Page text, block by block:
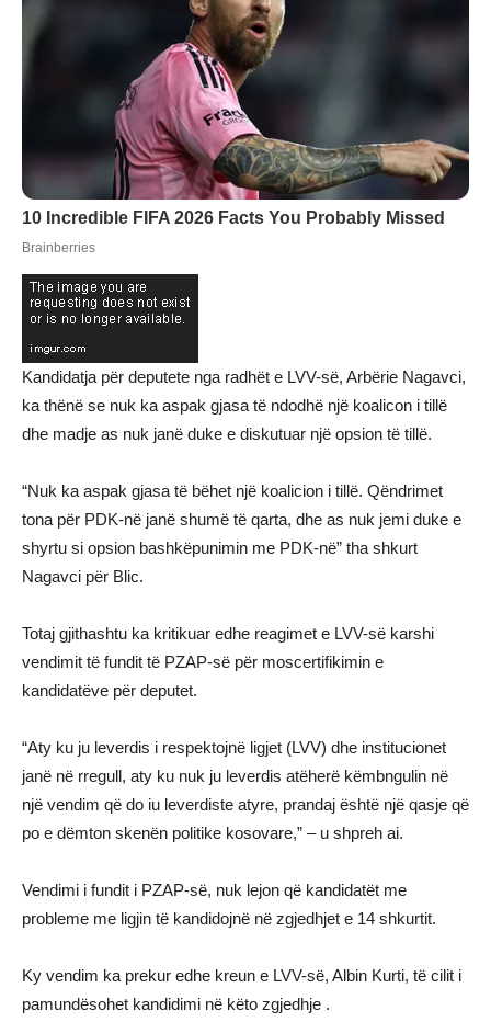
Kandidatja për deputete nga radhët e LVV-së, Arbërie Nagavci,
ka thënë se nuk ka aspak gjasa të ndodhë një koalicon i tillë
dhe madje as nuk janë duke e diskutuar një opsion të tillë.
“Nuk ka aspak gjasa të bëhet një koalicion i tillë. Qëndrimet
tona për PDK-në janë shumë të qarta, dhe as nuk jemi duke e
shyrtu si opsion bashkëpunimin me PDK-në” tha shkurt
Nagavci për Blic.
Totaj gjithashtu ka kritikuar edhe reagimet e LVV-së karshi
vendimit të fundit të PZAP-së për moscertifikimin e
kandidatëve për deputet.
“Aty ku ju leverdis i respektojnë ligjet (LVV) dhe institucionet
janë në rregull, aty ku nuk ju leverdis atëherë këmbngulin në
një vendim që do iu leverdiste atyre, prandaj është një qasje që
po e dëmton skenën politike kosovare,” – u shpreh ai.
Vendimi i fundit i PZAP-së, nuk lejon që kandidatët me
probleme me ligjin të kandidojnë në zgjedhjet e 14 shkurtit.
Ky vendim ka prekur edhe kreun e LVV-së, Albin Kurti, të cilit i
pamundësohet kandidimi në këto zgjedhje .